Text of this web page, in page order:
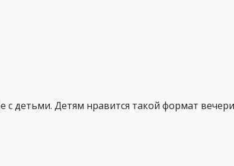
детьми. Детям нравится такой формат